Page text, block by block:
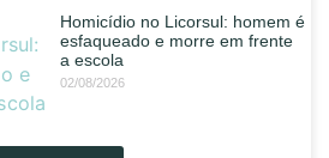
Homicídio no Licorsul: homem é
esfaqueado e morre em frente
a escola
02/08/2026